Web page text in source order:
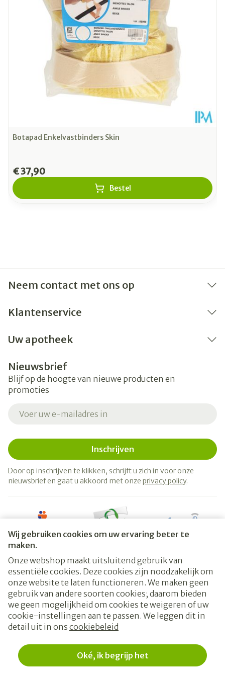
Wij gebruiken cookies om uw ervaring beter te
maken.
Onze webshop maakt uitsluitend gebruik van
essentiële cookies. Deze cookies zijn noodzakelijk om
onze website te laten functioneren. We maken geen
gebruik van andere soorten cookies; daarom bieden
we geen mogelijkheid om cookies te weigeren of uw
cookie-instellingen aan te passen. We leggen dit in
detail uit in ons cookiebeleid
Oké, ik begrijp het
Verpakking
Kamertemperatuur (15°C -
25°C)
Botapad Enkelvastbinders Skin
€ 37,90
Bestel
Neem contact met ons op
Klantenservice
Uw apotheek
Nieuwsbrief
Blijf op de hoogte van nieuwe producten en
promoties
Inschrijven
Door op inschrijven te klikken, schrijft u zich in voor onze
nieuwsbrief en gaat u akkoord met onze privacy policy.
Juridische links